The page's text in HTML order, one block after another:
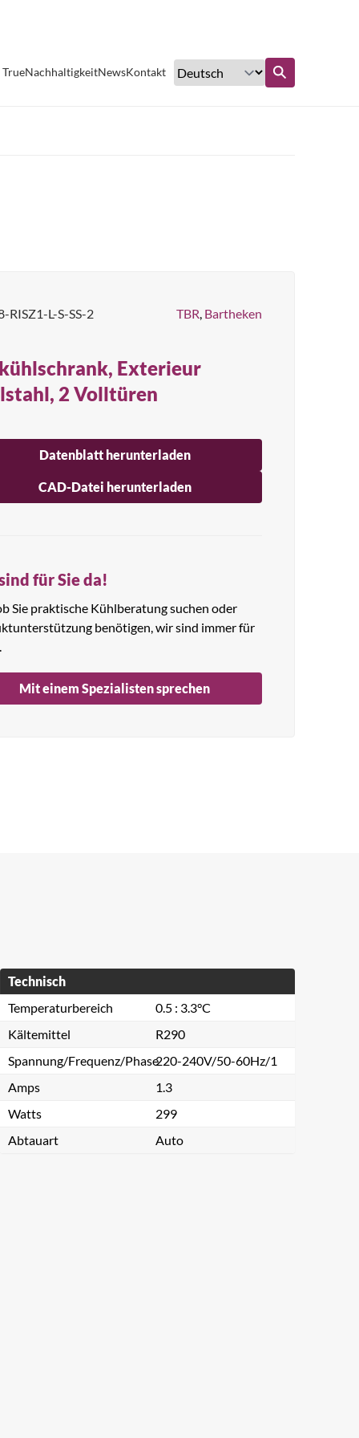
NachhaltigkeitNewsKontakt
RISZ1-L-S-SS-2 TBR, Bartheken
Exterieur
2 Volltüren
Datenblatt herunterladen
CAD-Datei herunterladen
für Sie da!
Sie praktische Kühlberatung suchen oder
benötigen, wir sind immer für
Mit einem Spezialisten sprechen
Technisch
Temperaturbereich
0.5 : 3.3°C
Kältemittel
R290
Spannung/Frequenz/Phase220-240V/50-60Hz/1
Amps
1.3
Watts
299
Abtauart
Auto